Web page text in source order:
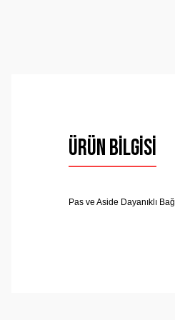
Ürün Bilgisi
Pas ve Aside Dayanıkl ı Bağ